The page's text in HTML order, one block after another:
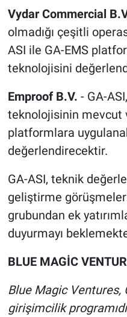
Vydar Commercial
olmadığı çeşitli
ASI ile GA-EMS
teknolojisini
Emproof B.V. - GA-
teknolojisinin mevcut
platformlara
değerlendirecektir.
GA-ASI, teknik
geliştirme
grubundan ek
duyurmayı
BLUE MAGİC
Blue Magic Ventures,
girişimcilik